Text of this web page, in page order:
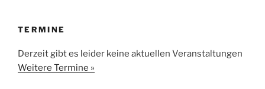
TERMINE
Derzeit gibt es leider keine aktuellen Veranstaltungen
Weitere Termine »